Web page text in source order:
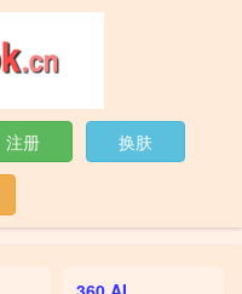
注册 换肤